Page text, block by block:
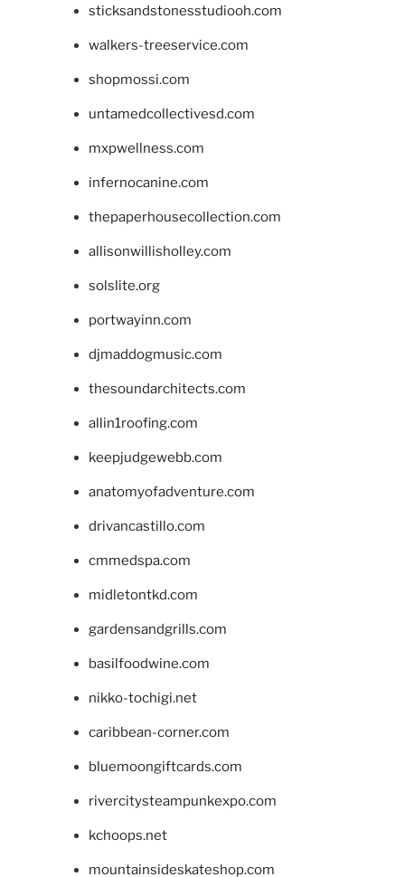
sticksandstonesstudiooh.com
walkers-treeservice.com
shopmossi.com
untamedcollectivesd.com
mxpwellness.com
infernocanine.com
thepaperhousecollection.com
allisonwillisholley.com
solslite.org
portwayinn.com
djmaddogmusic.com
thesoundarchitects.com
allin1roofing.com
keepjudgewebb.com
anatomyofadventure.com
drivancastillo.com
cmmedspa.com
midletontkd.com
gardensandgrills.com
basilfoodwine.com
nikko-tochigi.net
caribbean-corner.com
bluemoongiftcards.com
rivercitysteampunkexpo.com
kchoops.net
mountainsideskateshop.com